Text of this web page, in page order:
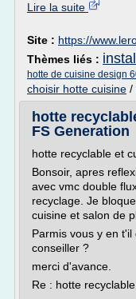
Lire la suite
Site : https://
Thèmes liés :
hotte de cuisine design
choisir hotte cuisine /
hotte
FS Generation
hotte recyclable et
Bonsoir, apres
avec vmc double
recyclage. Je
cuisine et salon de
Parmis vous y en
conseiller ?
merci d'avance.
Re : hotte